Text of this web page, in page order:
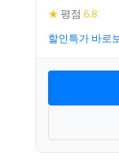
★ 평점 6.8
할인특가 바로